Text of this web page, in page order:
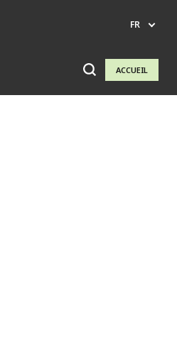
FR
ACCUEIL